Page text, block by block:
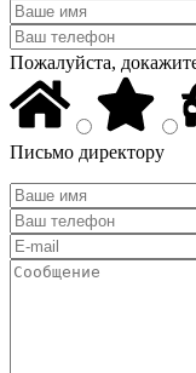
Пожалуйста,
Письмо директору